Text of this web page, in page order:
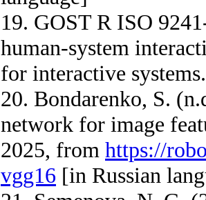
19. GOST R ISO
human-system
for interactive
20. Bondarenko, S.
network for image
2025, from https://
vgg16 [in Russian